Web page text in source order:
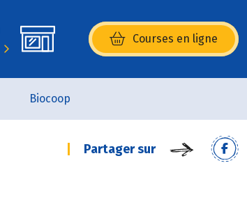
Courses en ligne
(s’ouvre dans une nouvelle
Biocoop
Partager sur